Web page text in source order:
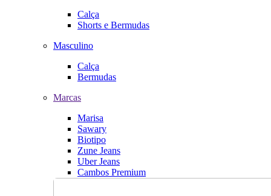
Calça
Shorts e Bermudas
Masculino
Calça
Bermudas
Marcas
Marisa
Sawary
Biotipo
Zune Jeans
Uber Jeans
Cambos Premium